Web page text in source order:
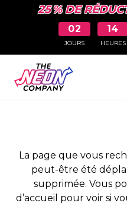
25 % DE
02
JOURS
14
HEURES
PAGE
La page que vous
peut-être été
supprimée. Vous
d’accueil pour voir si